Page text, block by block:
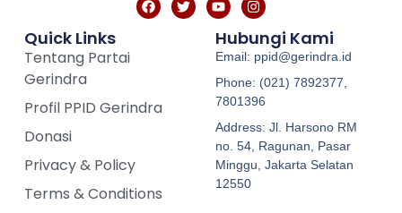
Quick Links
Tentang Partai
Gerindra
Profil PPID Gerindra
Donasi
Privacy & Policy
Terms & Conditions
Hubungi Kami
Email: ppid@gerindra.id
Phone: (021) 7892377,
7801396
Address: Jl. Harsono RM
no. 54, Ragunan, Pasar
Minggu, Jakarta Selatan
12550